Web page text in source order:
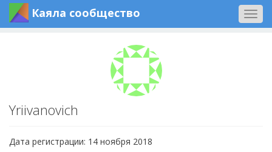
Каяла сообщество
Yriivanovich
Дата регистрации: 14 ноября 2018